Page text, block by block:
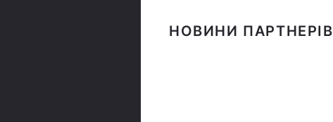
НОВИНИ ПАРТНЕРІВ